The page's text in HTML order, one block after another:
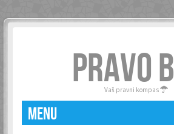
PRAVO
Vaš pravni kompas
MENU